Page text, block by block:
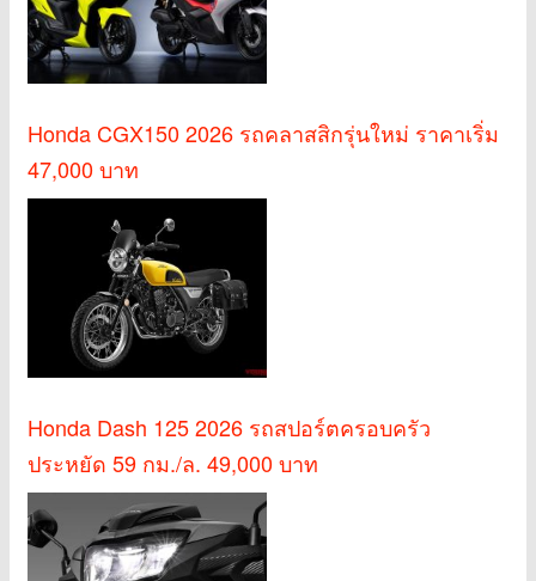
Honda CGX150 2026 รถคลาสสิกรุ่นใหม่ ราคาเริ่ม
47,000 บาท
Honda Dash 125 2026 รถสปอร์ตครอบครัว
ประหยัด 59 กม./ล. 49,000 บาท